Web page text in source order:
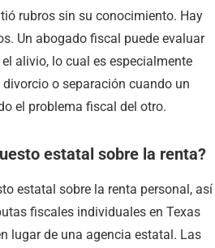
rubros sin su conocimiento. Hay
Un abogado fiscal puede evaluar
alivio, lo cual es especialmente
o separación cuando un
el problema fiscal del otro.
estatal sobre la renta?
estatal sobre la renta personal, así
fiscales individuales en Texas
lugar de una agencia estatal. Las